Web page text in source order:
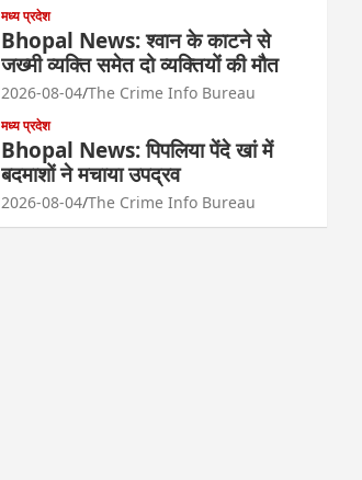
मध्य प्रदेश
Bhopal News: श्वान के काटने से
जख्मी व्यक्ति समेत दो व्यक्तियों की मौत
2026-08-04 The Crime Info Bureau
मध्य प्रदेश
Bhopal News: पिपलिया पेंदे खां में
बदमाशों ने मचाया उपद्रव
2026-08-04 The Crime Info Bureau